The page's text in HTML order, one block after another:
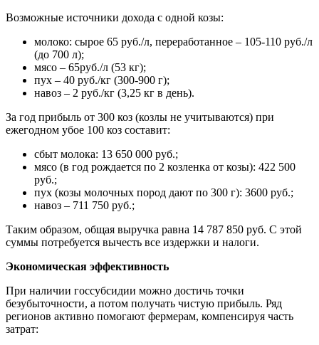
Возможные источники дохода с одной козы:
молоко: сырое 65 руб./л, переработанное – 105-110 руб./л
(до 700 л);
мясо – 65руб./л (53 кг);
пух – 40 руб./кг (300-900 г);
навоз – 2 руб./кг (3,25 кг в день).
За год прибыль от 300 коз (козлы не учитываются) при
ежегодном убое 100 коз составит:
сбыт молока: 13 650 000 руб.;
мясо (в год рождается по 2 козленка от козы): 422 500
руб.;
пух (козы молочных пород дают по 300 г): 3600 руб.;
навоз – 711 750 руб.;
Таким образом, общая выручка равна 14 787 850 руб. С этой
суммы потребуется вычесть все издержки и налоги.
Экономическая эффективность
При наличии госсубсидии можно достичь точки
безубыточности, а потом получать чистую прибыль. Ряд
регионов активно помогают фермерам, компенсируя часть
затрат: